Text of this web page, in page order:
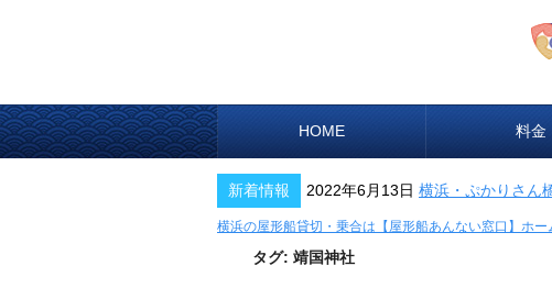
HOME 料金
新着情報 2022年6月13日 横浜・ぷかりさん
横浜の屋形船貸切・乗合は【屋形船あんない窓口】ホー
タグ: 靖国神社